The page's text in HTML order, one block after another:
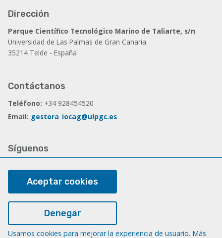
Dirección
Parque Científico Tecnológico Marino de Taliarte, s/n
Universidad de Las Palmas de Gran Canaria.
35214 Telde - España
Contáctanos
Teléfono: +34 928454520
Email: gestora_iocag@ulpgc.es
Síguenos
Legal
Nota legal
Aceptar cookies
Denegar
Usamos cookies para mejorar la experiencia de usuario. Más